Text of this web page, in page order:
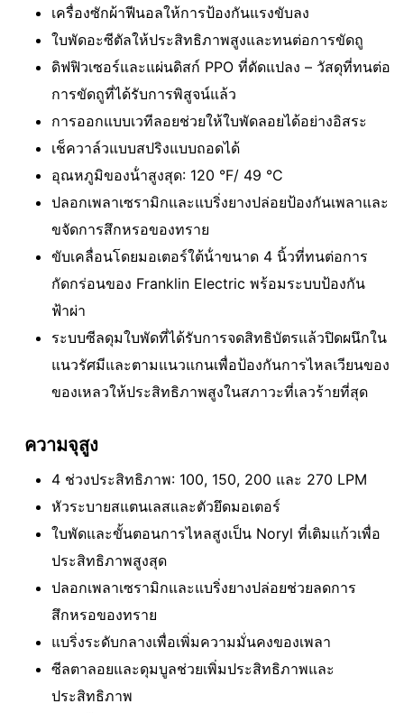
เครื่องซักผ้าฟีนอลให้การป้องกันแรงขับลง
ใบพัดอะซีตัลให้ประสิทธิภาพสูงและทนต่อการขัดถู
ดิฟฟิวเซอร์และแผ่นดิสก์ PPO ที่ดัดแปลง – วัสดุที่ทนต่อ
การขัดถูที่ได้รับการพิสูจน์แล้ว
การออกแบบเวทีลอยช่วยให้ใบพัดลอยได้อย่างอิสระ
เช็ควาล์วแบบสปริงแบบถอดได้
อุณหภูมิของน้ําสูงสุด: 120 °F/ 49 °C
ปลอกเพลาเซรามิกและแบริ่งยางปล่อยป้องกันเพลาและ
ขจัดการสึกหรอของทราย
ขับเคลื่อนโดยมอเตอร์ใต้น้ําขนาด 4 นิ้วที่ทนต่อการ
กัดกร่อนของ Franklin Electric พร้อมระบบป้องกัน
ฟ้าผ่า
ระบบซีลดุมใบพัดที่ได้รับการจดสิทธิบัตรแล้วปิดผนึกใน
แนวรัศมีและตามแนวแกนเพื่อป้องกันการไหลเวียนของ
ของเหลวให้ประสิทธิภาพสูงในสภาวะที่เลวร้ายที่สุด
ความจุสูง
4 ช่วงประสิทธิภาพ: 100, 150, 200 และ 270 LPM
หัวระบายสแตนเลสและตัวยึดมอเตอร์
ใบพัดและขั้นตอนการไหลสูงเป็น Noryl ที่เติมแก้วเพื่อ
ประสิทธิภาพสูงสุด
ปลอกเพลาเซรามิกและแบริ่งยางปล่อยช่วยลดการ
สึกหรอของทราย
แบริ่งระดับกลางเพื่อเพิ่มความมั่นคงของเพลา
ซีลตาลอยและดุมบูลช่วยเพิ่มประสิทธิภาพและ
ประสิทธิภาพ